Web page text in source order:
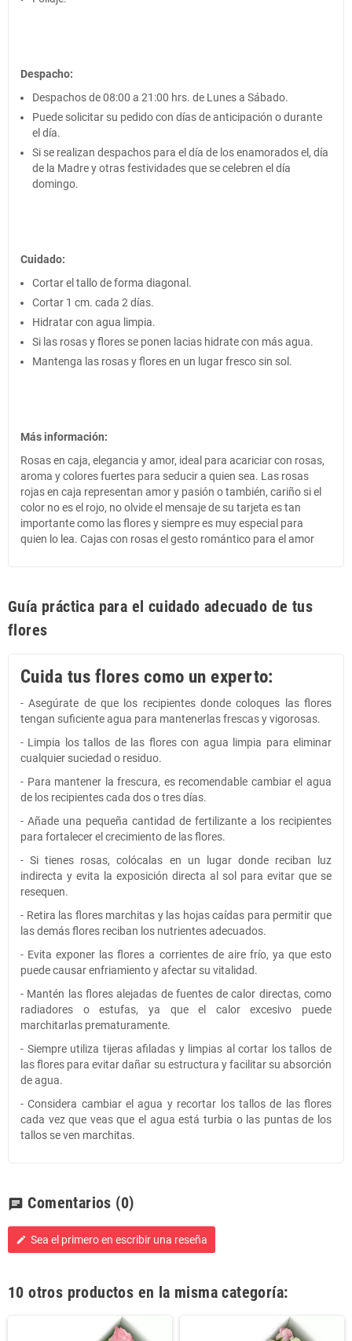
Despacho:
Despachos de 08:00 a 21:00 hrs. de Lunes a Sábado.
Puede solicitar su pedido con días de anticipación o durante
el día.
Si se realizan despachos para el día de los enamorados el, día
de la Madre y otras festividades que se celebren el día
domingo.
Cuidado:
Cortar el tallo de forma diagonal.
Cortar 1 cm. cada 2 días.
Hidratar con agua limpia.
Si las rosas y flores se ponen lacias hidrate con más agua.
Mantenga las rosas y flores en un lugar fresco sin sol.
Más información:
Rosas en caja, elegancia y amor, ideal para acariciar con rosas,
aroma y colores fuertes para seducir a quien sea. Las rosas
rojas en caja representan amor y pasión o también, cariño si el
color no es el rojo, no olvide el mensaje de su tarjeta es tan
importante como las flores y siempre es muy especial para
quien lo lea. Cajas con rosas el gesto romántico para el amor
Guía práctica para el cuidado adecuado de tus
flores
Cuida tus flores como un experto:
- Asegúrate de que los recipientes donde coloques las flores
tengan suficiente agua para mantenerlas frescas y vigorosas.
- Limpia los tallos de las flores con agua limpia para eliminar
cualquier suciedad o residuo.
- Para mantener la frescura, es recomendable cambiar el agua
de los recipientes cada dos o tres días.
- Añade una pequeña cantidad de fertilizante a los recipientes
para fortalecer el crecimiento de las flores.
- Si tienes rosas, colócalas en un lugar donde reciban luz
indirecta y evita la exposición directa al sol para evitar que se
resequen.
- Retira las flores marchitas y las hojas caídas para permitir que
las demás flores reciban los nutrientes adecuados.
- Evita exponer las flores a corrientes de aire frío, ya que esto
puede causar enfriamiento y afectar su vitalidad.
- Mantén las flores alejadas de fuentes de calor directas, como
radiadores o estufas, ya que el calor excesivo puede
marchitarlas prematuramente.
- Siempre utiliza tijeras afiladas y limpias al cortar los tallos de
las flores para evitar dañar su estructura y facilitar su absorción
de agua.
- Considera cambiar el agua y recortar los tallos de las flores
cada vez que veas que el agua está turbia o las puntas de los
tallos se ven marchitas.
chat Comentarios (0)
edit Sea el primero en escribir una reseña
10 otros productos en la misma categoría: